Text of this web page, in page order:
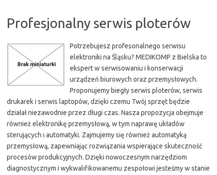
Profesjonalny serwis ploterów
Potrzebujesz profesonalnego serwisu
elektroniki na Śląsku? MEDIKOMP z Bielska to
ekspert w serwisowaniu i konserwacji
urządzeń biurowych oraz przemysłowych.
Proponujemy biegły serwis ploterów, serwis
drukarek i serwis laptopów, dzięki czemu Twój sprzęt będzie
działał niezawodnie przez długi czas. Nasza propozycja obejmuje
również elektronikę przemysłową, w tym naprawę układów
sterujących i automatyki. Zajmujemy się również automatyką
przemysłową, zapewniając rozwiązania wspierające skuteczność
procesów produkcyjnych. Dzięki nowoczesnym narzędziom
diagnostycznym i wykwalifikowanemu zespołowi jesteśmy w stanie